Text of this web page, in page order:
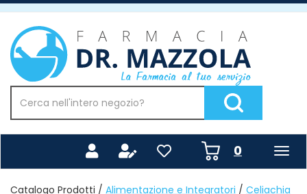
Passa
contenuto
principale
Farmacia
Mazzola
Prodotto
Cerca Prodotto
0prodotti
inseriti
Catalogo Prodotti / Alimentazione e Integratori / Celiachia